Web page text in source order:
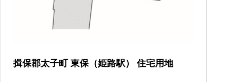
揖保郡太子町 東保（姫路駅） 住宅用地